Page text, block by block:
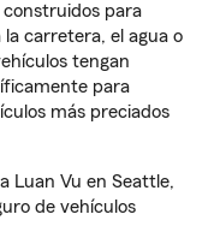
construidos para
carretera, el agua o
tengan
para
más preciados
Luan Vu en Seattle,
de vehículos